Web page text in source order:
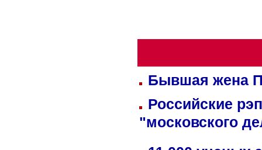
Бывшая жена
Российские
"московского